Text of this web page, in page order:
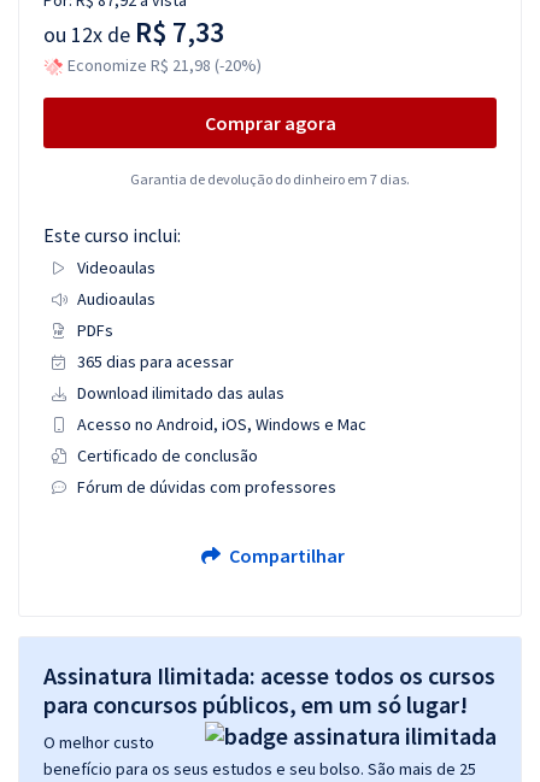
ou 12x de R$ 7,33
Economize R$ 21,98 (-20%)
Comprar agora
Garantia de devolução do dinheiro em 7 dias.
Este curso inclui:
Videoaulas
Audioaulas
PDFs
365 dias para acessar
Download ilimitado das aulas
Acesso no Android, iOS, Windows e Mac
Certificado de conclusão
Fórum de dúvidas com professores
Compartilhar
Assinatura Ilimitada: acesse todos os cursos
para concursos públicos, em um só lugar!
O melhor custo
benefício para os seus estudos e seu bolso. São mais de 25